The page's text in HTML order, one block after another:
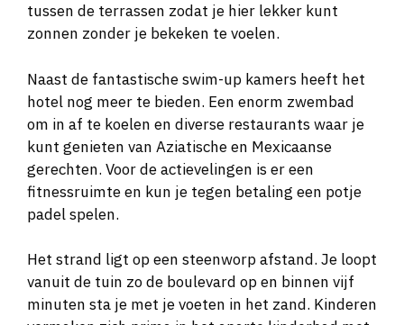
tussen de terrassen zodat je hier lekker kunt
zonnen zonder je bekeken te voelen.
Naast de fantastische swim-up kamers heeft het
hotel nog meer te bieden. Een enorm zwembad
om in af te koelen en diverse restaurants waar je
kunt genieten van Aziatische en Mexicaanse
gerechten. Voor de actievelingen is er een
fitnessruimte en kun je tegen betaling een potje
padel spelen.
Het strand ligt op een steenworp afstand. Je loopt
vanuit de tuin zo de boulevard op en binnen vijf
minuten sta je met je voeten in het zand. Kinderen